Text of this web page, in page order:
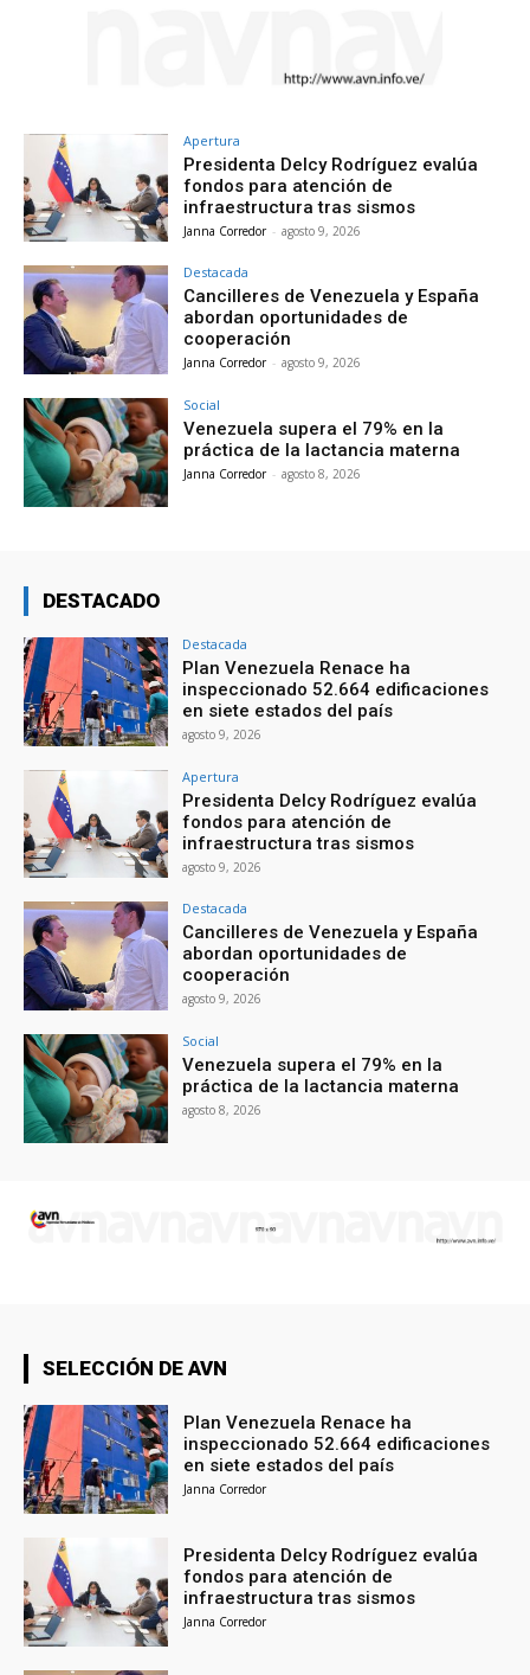
Apertura
Presidenta Delcy Rodríguez evalúa
fondos para atención de
infraestructura tras sismos
Janna Corredor - agosto 9, 2026
Destacada
Cancilleres de Venezuela y España
abordan oportunidades de
cooperación
Janna Corredor - agosto 9, 2026
Social
Venezuela supera el 79% en la
práctica de la lactancia materna
Janna Corredor - agosto 8, 2026
DESTACADO
Destacada
Plan Venezuela Renace ha
inspeccionado 52.664 edificaciones
en siete estados del país
agosto 9, 2026
Apertura
Presidenta Delcy Rodríguez evalúa
fondos para atención de
infraestructura tras sismos
agosto 9, 2026
Destacada
Cancilleres de Venezuela y España
abordan oportunidades de
cooperación
agosto 9, 2026
Social
Venezuela supera el 79% en la
práctica de la lactancia materna
agosto 8, 2026
SELECCIÓN DE AVN
Plan Venezuela Renace ha
inspeccionado 52.664 edificaciones
en siete estados del país
Janna Corredor
Presidenta Delcy Rodríguez evalúa
fondos para atención de
infraestructura tras sismos
Janna Corredor